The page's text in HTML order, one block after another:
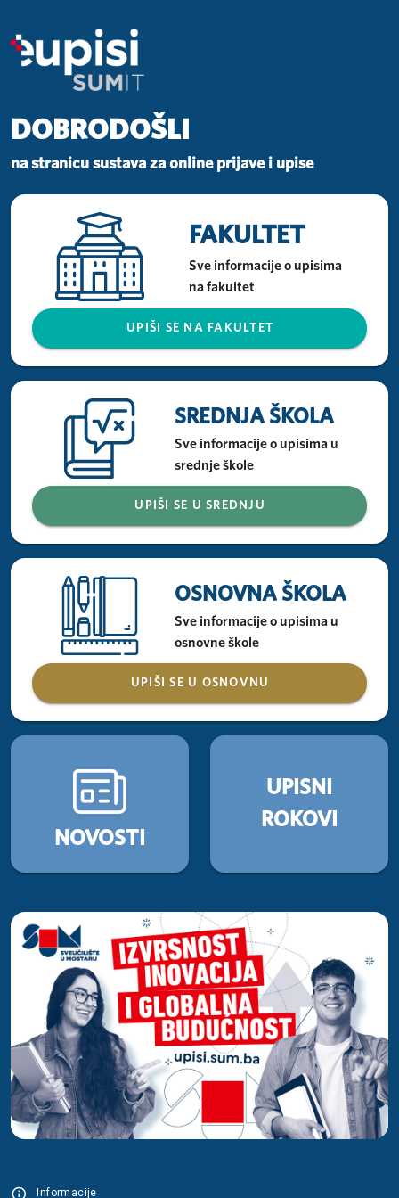
DOBRODOŠLI
na stranicu sustava za online prijave i upise
FAKULTET
Sve informacije o upisima
na fakultet
UPIŠI SE NA FAKULTET
SREDNJA ŠKOLA
Sve informacije o upisima u
srednje škole
UPIŠI SE U SREDNJU
OSNOVNA ŠKOLA
Sve informacije o upisima u
osnovne škole
UPIŠI SE U OSNOVNU
NOVOSTI
UPISNI
ROKOVI
Informacije